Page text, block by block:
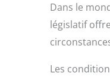
Dans le
législatif
Les